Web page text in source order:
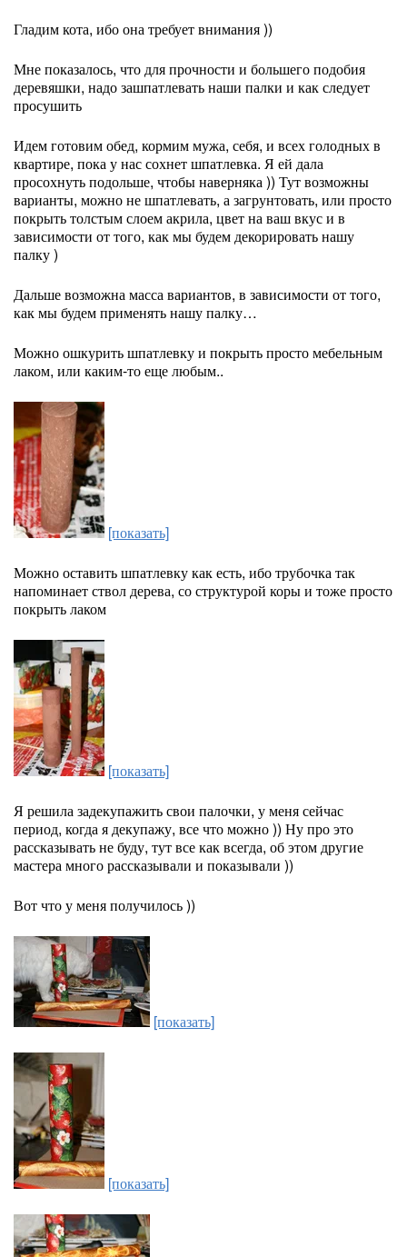
Гладим кота, ибо она требует внимания ))
Мне показалось, что для прочности и большего подобия
деревяшки, надо зашпатлевать наши палки и как следует
просушить
Идем готовим обед, кормим мужа, себя, и всех голодных в
квартире, пока у нас сохнет шпатлевка. Я ей дала
просохнуть подольше, чтобы наверняка )) Тут возможны
варианты, можно не шпатлевать, а загрунтовать, или просто
покрыть толстым слоем акрила, цвет на ваш вкус и в
зависимости от того, как мы будем декорировать нашу
палку )
Дальше возможна масса вариантов, в зависимости от того,
как мы будем применять нашу палку…
Можно ошкурить шпатлевку и покрыть просто мебельным
лаком, или каким-то еще любым..
[показать]
Можно оставить шпатлевку как есть, ибо трубочка так
напоминает ствол дерева, со структурой коры и тоже просто
покрыть лаком
[показать]
Я решила задекупажить свои палочки, у меня сейчас
период, когда я декупажу, все что можно )) Ну про это
рассказывать не буду, тут все как всегда, об этом другие
мастера много рассказывали и показывали ))
Вот что у меня получилось ))
[показать]
[показать]